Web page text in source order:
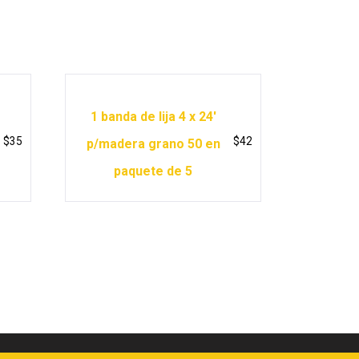
$35
1 banda de lija 4 x 24′
p/madera grano 50 en
paquete de 5
$42